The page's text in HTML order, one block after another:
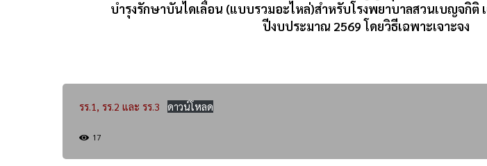
บำรุงรักษาบันไดเลื่อน (แบบรวมอะไหล่)สำหรับโรงพยาบาลสวนเบญจกิติ
ปีงบประมาณ 2569 โดยวิธีเฉพาะเจาะจง
รร.1, รร.2 และ รร.3 ดาวน์โหลด
17